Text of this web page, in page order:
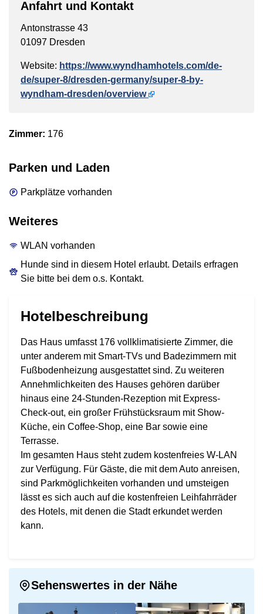
Anfahrt und Kontakt
Antonstrasse 43
01097 Dresden
Website: https://www.wyndhamhotels.com/de-
de/super-8/dresden-germany/super-8-by-
wyndham-dresden/overview
Zimmer: 176
Parken und Laden
Parkplätze vorhanden
Weiteres
WLAN vorhanden
Hunde sind in diesem Hotel erlaubt. Details erfragen
Sie bitte bei dem o.s. Kontakt.
Hotelbeschreibung
Das Haus umfasst 176 vollklimatisierte Zimmer, die
unter anderem mit Smart-TVs und Badezimmern mit
Fußbodenheizung ausgestattet sind. Zu weiteren
Annehmlichkeiten des Hauses gehören darüber
hinaus eine 24-Stunden-Rezeption mit Express-
Check-out, ein großer Frühstücksraum mit Show-
Küche, ein Coffee-Shop, eine Bar sowie eine
Terrasse.
Im gesamten Haus steht zudem kostenfreies W-LAN
zur Verfügung. Für Gäste, die mit dem Auto anreisen,
sind Parkmöglichkeiten vorhanden und umsteigen
lässt es sich auch auf die kostenfreien Leihfahrräder
des Hotels, mit denen die Stadt erkundet werden
kann.
Sehenswertes in der Nähe